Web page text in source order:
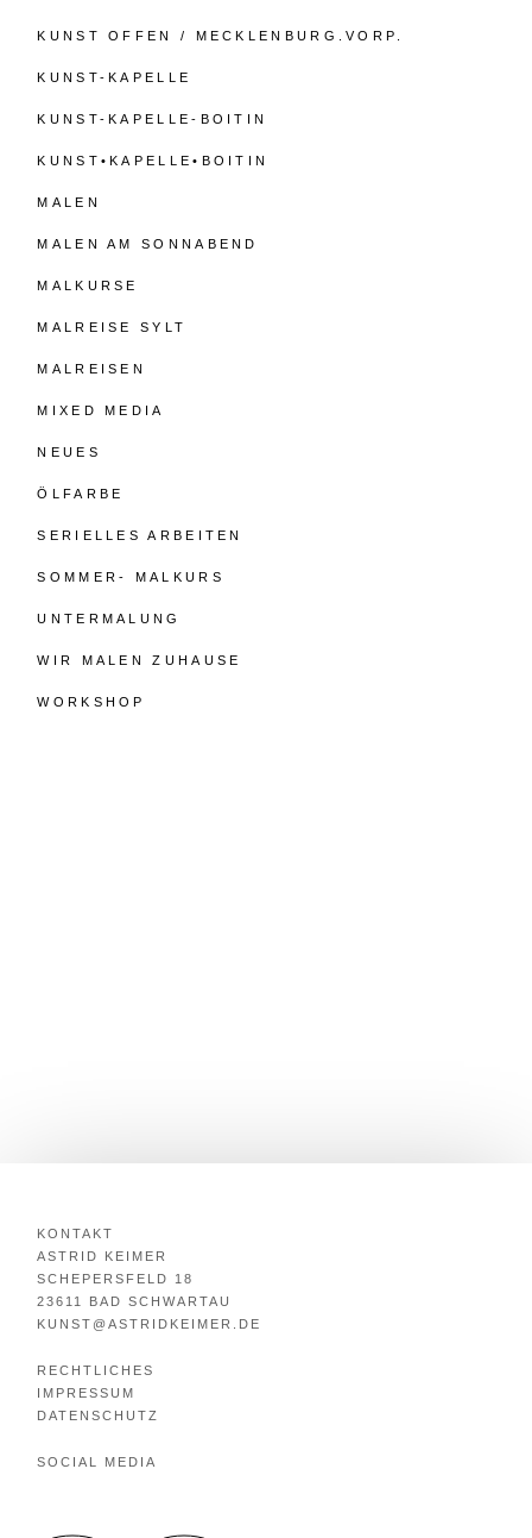
KUNST OFFEN / MECKLENBURG.VORP.
KUNST-KAPELLE
KUNST-KAPELLE-BOITIN
KUNST•KAPELLE•BOITIN
MALEN
MALEN AM SONNABEND
MALKURSE
MALREISE SYLT
MALREISEN
MIXED MEDIA
NEUES
ÖLFARBE
SERIELLES ARBEITEN
SOMMER- MALKURS
UNTERMALUNG
WIR MALEN ZUHAUSE
WORKSHOP
KONTAKT
ASTRID KEIMER
SCHEPERSFELD 18
23611 BAD SCHWARTAU
KUNST@ASTRIDKEIMER.DE
RECHTLICHES
IMPRESSUM
DATENSCHUTZ
SOCIAL MEDIA